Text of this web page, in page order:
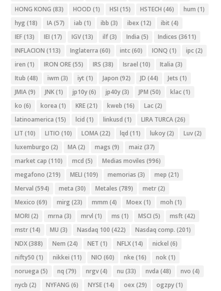
HONG KONG (83) HOOD (1) HSI (15) HSTECH (46) hum (1)
hyg (18) IA(57) iab (1) ibb (3) ibex (12) ibit (4)
IEF(13) IEI (17) IGV(13) ilf(3) India (5) Indices (3611)
INFLACION (113) Inglaterra (60) intc(60) IONQ (1) ipc(2)
iren (1) IRON ORE(55) IRS (38) Israel (10) Italia (3)
Itub (48) iwm (3) iyt (1) Japon (92) JD (44) Jets (1)
JMIA(9) JNK(1) jp10y(6) jp40y(3) JPM (50) klac(1)
ko (6) korea (1) KRE(21) kweb (16) Lac(2)
latinoamerica (15) lcid (1) linkusd (1) LIRA TURCA(26)
LIT (10) LITIO (10) LOMA(22) lqd (11) lukoy(2) Luv(2)
luxemburgo (2) MA(2) mags (9) maiz (37)
market cap (110) mcd (5) Medias moviles (996)
megafono (219) MELI (109) memorias (3) mep (21)
Merval (594) meta (30) Metales (789) metr(2)
Mexico (69) mirg (23) mmm (4) Moex (1) moh (1)
MORI (2) mrna (3) mrvl (1) ms (1) MSCI (5) msft (42)
mstr(14) MU (3) Nasdaq 100 (422) Nasdaq comp. (201)
NDX(388) Nem (24) NET (1) NFLX(14) nickel (6)
nifty50 (1) nikkei (11) NIO (60) nke (16) nok(1)
noruega (5) nq (79) nrgv(4) nu (33) nvda (48) nvo (4)
nycb (2) NYFANG (6) NYSE(14) oex (29) ogzpy(1)